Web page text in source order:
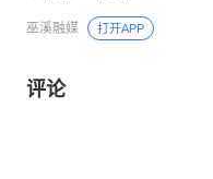
巫溪融媒 打开APP
评论